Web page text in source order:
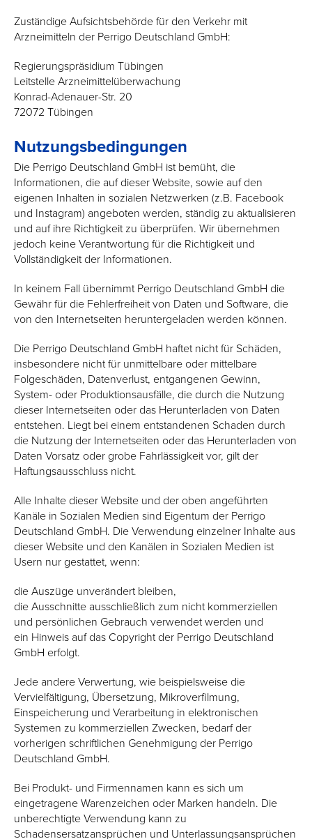
Zuständige Aufsichtsbehörde für den Verkehr mit
Arzneimitteln der Perrigo Deutschland GmbH:
Regierungspräsidium Tübingen
Leitstelle Arzneimittelüberwachung
Konrad-Adenauer-Str. 20
72072 Tübingen
Nutzungsbedingungen
Die Perrigo Deutschland GmbH ist bemüht, die
Informationen, die auf dieser Website, sowie auf den
eigenen Inhalten in sozialen Netzwerken (z.B. Facebook
und Instagram) angeboten werden, ständig zu aktualisieren
und auf ihre Richtigkeit zu überprüfen. Wir übernehmen
jedoch keine Verantwortung für die Richtigkeit und
Vollständigkeit der Informationen.
In keinem Fall übernimmt Perrigo Deutschland GmbH die
Gewähr für die Fehlerfreiheit von Daten und Software, die
von den Internetseiten heruntergeladen werden können.
Die Perrigo Deutschland GmbH haftet nicht für Schäden,
insbesondere nicht für unmittelbare oder mittelbare
Folgeschäden, Datenverlust, entgangenen Gewinn,
System- oder Produktionsausfälle, die durch die Nutzung
dieser Internetseiten oder das Herunterladen von Daten
entstehen. Liegt bei einem entstandenen Schaden durch
die Nutzung der Internetseiten oder das Herunterladen von
Daten Vorsatz oder grobe Fahrlässigkeit vor, gilt der
Haftungsausschluss nicht.
Alle Inhalte dieser Website und der oben angeführten
Kanäle in Sozialen Medien sind Eigentum der Perrigo
Deutschland GmbH. Die Verwendung einzelner Inhalte aus
dieser Website und den Kanälen in Sozialen Medien ist
Usern nur gestattet, wenn:
die Auszüge unverändert bleiben,
die Ausschnitte ausschließlich zum nicht kommerziellen
und persönlichen Gebrauch verwendet werden und
ein Hinweis auf das Copyright der Perrigo Deutschland
GmbH erfolgt.
Jede andere Verwertung, wie beispielsweise die
Vervielfältigung, Übersetzung, Mikroverfilmung,
Einspeicherung und Verarbeitung in elektronischen
Systemen zu kommerziellen Zwecken, bedarf der
vorherigen schriftlichen Genehmigung der Perrigo
Deutschland GmbH.
Bei Produkt- und Firmennamen kann es sich um
eingetragene Warenzeichen oder Marken handeln. Die
unberechtigte Verwendung kann zu
Schadensersatzansprüchen und Unterlassungsansprüchen